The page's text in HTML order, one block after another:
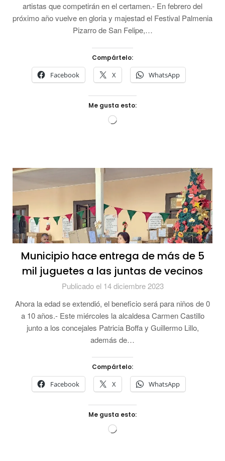
artistas que competirán en el certamen.- En febrero del
próximo año vuelve en gloria y majestad el Festival Palmenia
Pizarro de San Felipe,…
Compártelo:
Facebook X WhatsApp
Me gusta esto:
Cargando...
Municipio hace entrega de más de 5
mil juguetes a las juntas de vecinos
Publicado el 14 diciembre 2023
Ahora la edad se extendió, el beneficio será para niños de 0
a 10 años.- Este miércoles la alcaldesa Carmen Castillo
junto a los concejales Patricia Boffa y Guillermo Lillo,
además de…
Compártelo:
Facebook X WhatsApp
Me gusta esto:
Cargando...